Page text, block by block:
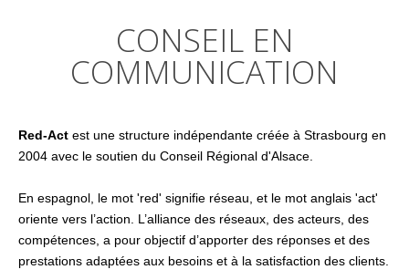
CONSEIL EN
COMMUNICATION
Red-Act est une structure indépendante créée à Strasbourg en
2004 avec le soutien du Conseil Régional d'Alsace.
En espagnol, le mot 'red' signifie réseau, et le mot anglais 'act'
oriente vers l’action. L’alliance des réseaux, des acteurs, des
compétences, a pour objectif d’apporter des réponses et des
prestations adaptées aux besoins et à la satisfaction des clients.